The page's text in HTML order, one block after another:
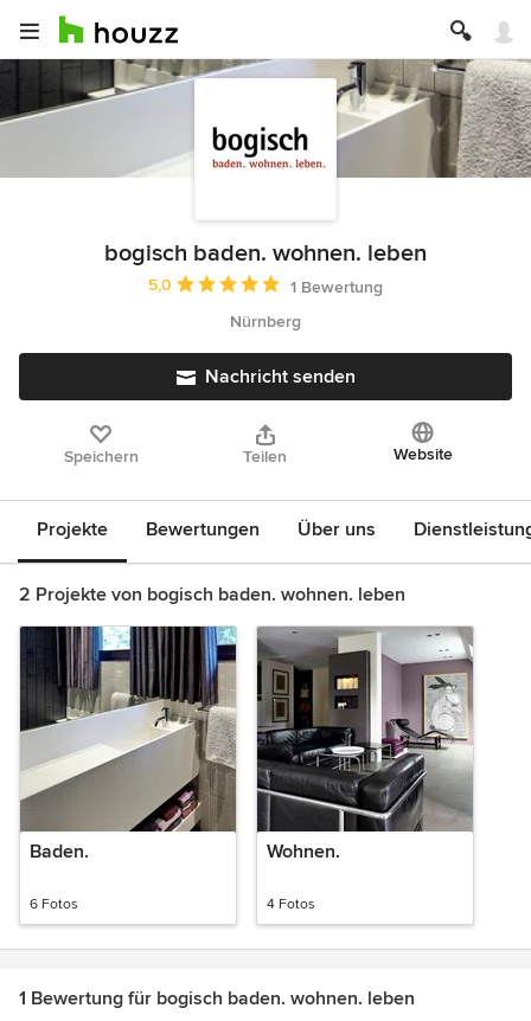
bogisch baden. wohnen. leben
Durchschnittliche Bewertung: 5 von 5 Sternen
5,0
1 Bewertung
Nürnberg
Nachricht senden
Speichern Teilen Website
Projekte Bewertungen Über uns
2 Projekte von bogisch baden. wohnen. leben
Baden.
6 Fotos
Wohnen.
4 Fotos
1 Bewertung für bogisch baden. wohnen. leben